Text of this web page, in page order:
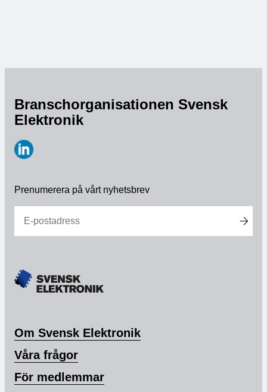
Branschorganisationen Svensk
Elektronik
Prenumerera på vårt nyhetsbrev
Om Svensk Elektronik
Våra frågor
För medlemmar